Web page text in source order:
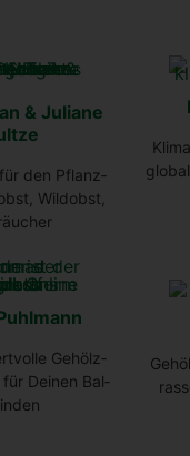
& Julia­ne
den Pflanz­
Wild­obst,
Gehölz­
für Dei­nen Bal­